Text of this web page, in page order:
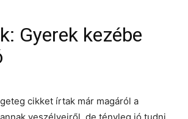
Gyerek kezébe
cikket írtak már magáról a